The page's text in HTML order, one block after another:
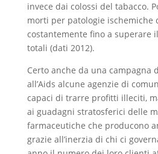
invece dai colossi del tabacco.
morti per patologie ischemiche
costantemente fino a superare
totali (dati 2012).
Certo anche da una campagna
all’Aids alcune agenzie di
capaci di trarre profitti illeciti,
ai guadagni stratosferici delle
farmaceutiche che producono
grazie all’inerzia di chi ci